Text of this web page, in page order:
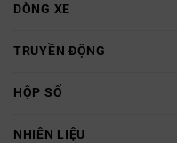
DÒNG XE
TRUYỀN ĐỘNG
HỘP SỐ
NHIÊN LIỆU